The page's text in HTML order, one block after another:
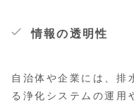
情報の透明性
自治体や企業には、排
る浄化システムの運用